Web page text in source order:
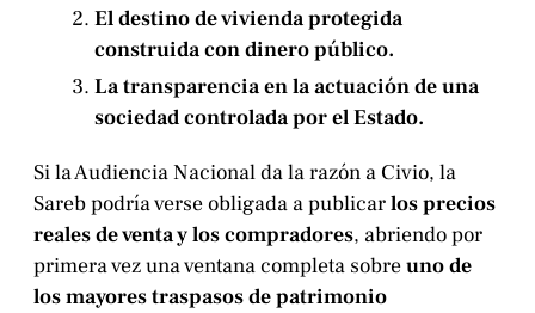
El destino de vivienda protegida
construida con dinero público.
La transparencia en la actuación de una
sociedad controlada por el Estado.
Si la Audiencia Nacional da la razón a Civio, la
Sareb podría verse obligada a publicarlos precios
reales de venta y los compradores, abriendo por
primera vez una ventana completa sobreuno de
los mayores traspasos de patrimonio